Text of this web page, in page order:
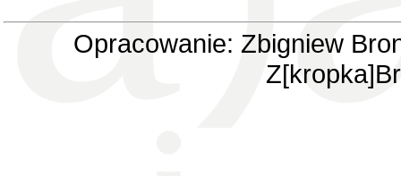
Opracowanie: Zbigniew